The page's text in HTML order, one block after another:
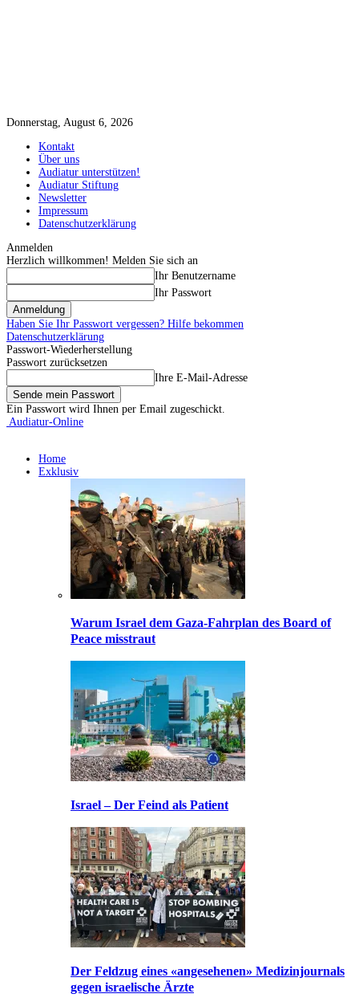
Donnerstag, August 6, 2026
Kontakt
Über uns
Audiatur unterstützen!
Audiatur Stiftung
Newsletter
Impressum
Datenschutzerklärung
Anmelden
Herzlich willkommen! Melden Sie sich an
Ihr Benutzername
Ihr Passwort
Haben Sie Ihr Passwort vergessen? Hilfe bekommen
Datenschutzerklärung
Passwort-Wiederherstellung
Passwort zurücksetzen
Ihre E-Mail-Adresse
Ein Passwort wird Ihnen per Email zugeschickt.
Audiatur-Online
Home
Exklusiv
Warum Israel dem Gaza-Fahrplan des Board of
Peace misstraut
Israel – Der Feind als Patient
Der Feldzug eines «angesehenen» Medizinjournals
gegen israelische Ärzte